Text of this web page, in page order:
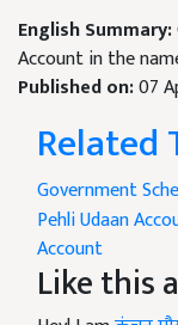
English Summary:
Account in the
Published on:07
Related
Government
Pehli Udaan
Account
Like this